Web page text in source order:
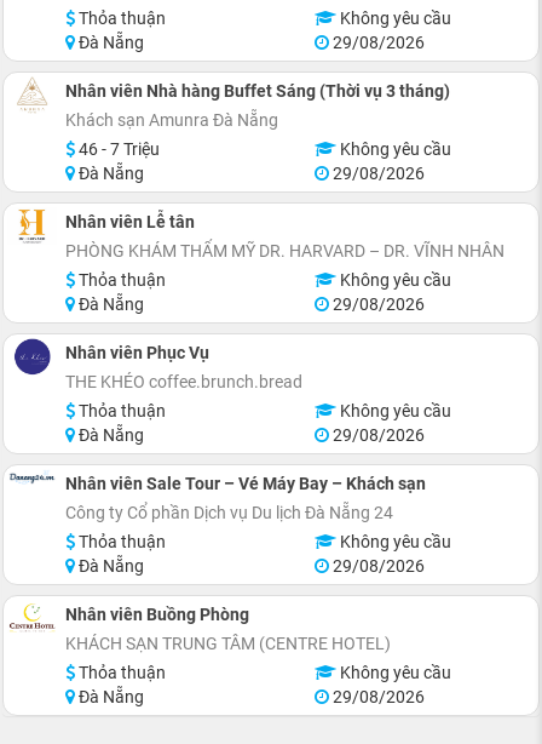
Thỏa thuận
Không yêu cầu
Đà Nẵng
29/08/2026
Nhân viên Nhà hàng Buffet Sáng (Thời vụ 3 tháng)
Khách sạn Amunra Đà Nẵng
46 - 7 Triệu
Không yêu cầu
Đà Nẵng
29/08/2026
Nhân viên Lễ tân
PHÒNG KHÁM THẨM MỸ DR. HARVARD – DR. VĨNH NHÂN
Thỏa thuận
Không yêu cầu
Đà Nẵng
29/08/2026
Nhân viên Phục Vụ
THE KHÉO coffee.brunch.bread
Thỏa thuận
Không yêu cầu
Đà Nẵng
29/08/2026
Nhân viên Sale Tour – Vé Máy Bay – Khách sạn
Công ty Cổ phần Dịch vụ Du lịch Đà Nẵng 24
Thỏa thuận
Không yêu cầu
Đà Nẵng
29/08/2026
Nhân viên Buồng Phòng
KHÁCH SẠN TRUNG TÂM (CENTRE HOTEL)
Thỏa thuận
Không yêu cầu
Đà Nẵng
29/08/2026